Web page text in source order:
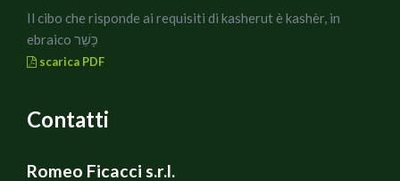
Il cibo che risponde ai requisiti di kasherut è kashèr, in
ebraico כָּשֵׁר
scarica PDF
Contatti
Romeo Ficacci s.r.l.